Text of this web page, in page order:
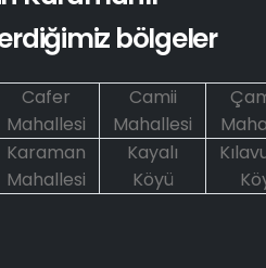
bölgeler
Cafer
Mahallesi
Camii
Mahallesi
Karaman
Mahallesi
Kayalı
Köyü